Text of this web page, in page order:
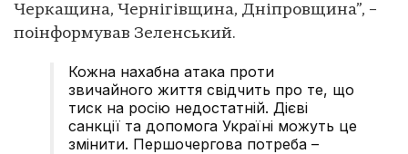
Черкащина, Чернігівщина, Дніпровщина”, –
поінформував Зеленський.
Кожна нахабна атака проти
звичайного життя свідчить про те, що
тиск на росію недостатній. Дієві
санкції та допомога Україні можуть це
змінити. Першочергова потреба –